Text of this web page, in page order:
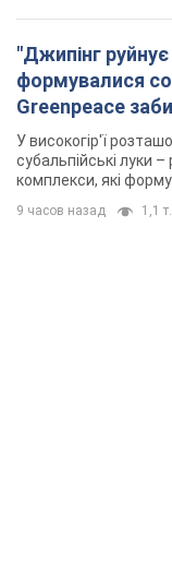
"Джипінг
формувалися
Greenpeace
У високогір'ї
субальпійські луки –
комплекси, які
9 часов назад 1,1 т.